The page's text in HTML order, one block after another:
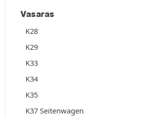
Vasaras
K28
K29
K33
K34
K35
K37 Seitenwagen